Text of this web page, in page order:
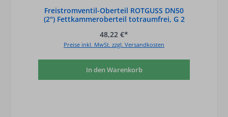
Freistromventil-Oberteil ROTGUSS DN50
(2") Fettkammeroberteil totraumfrei, G 2
48,22 €*
Preise inkl. MwSt. zzgl. Versandkosten
In den Warenkorb